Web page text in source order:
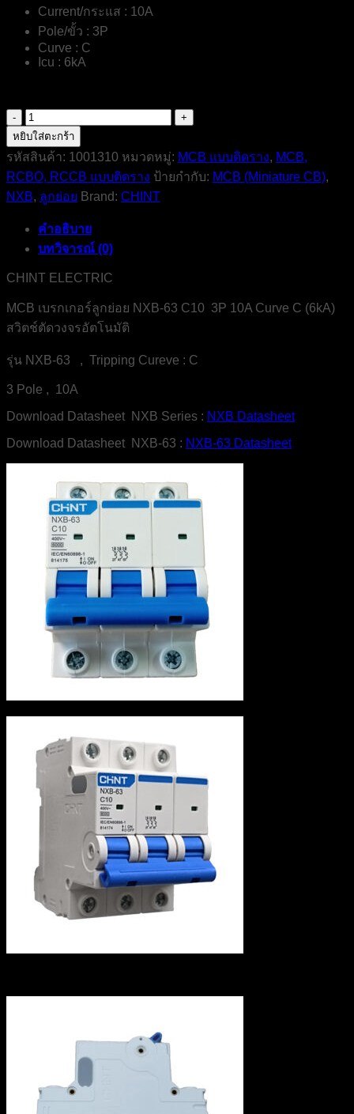
Current/กระแส : 10A
Pole/ขั้ว : 3P
Curve : C
Icu : 6kA
จำนวน
NXB-
63-
C10-
3P-
10A-
6kA-
MCB-
CHINT-
ELECTRIC
หยิบใส่ตะกร้า
รหัสสินค้า: 1001310 หมวดหมู่: MCB แบบติดราง, MCB,
RCBO, RCCB แบบติดราง ป้ายกำกับ: MCB (Miniature CB),
NXB, ลูกย่อย Brand: CHINT
คำอธิบาย
บทวิจารณ์ (0)
CHINT ELECTRIC
MCB เบรกเกอร์ลูกย่อย NXB-63 C10 3P 10A Curve C (6kA)
สวิตช์ตัดวงจรอัตโนมัติ
รุ่น NXB-63 , Tripping Cureve : C
3 Pole , 10A
Download Datasheet NXB Series : NXB Datasheet
Download Datasheet NXB-63 : NXB-63 Datasheet